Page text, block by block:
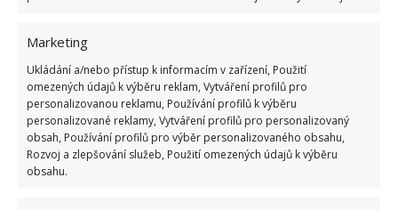
Marketing
Ukládání a/nebo přístup k informacím v zařízení, Použití
omezených údajů k výběru reklam, Vytváření profilů pro
personalizovanou reklamu, Používání profilů k výběru
personalizované reklamy, Vytváření profilů pro personalizovaný
obsah, Používání profilů pro výběr personalizovaného obsahu,
Rozvoj a zlepšování služeb, Použití omezených údajů k výběru
obsahu.
ložnice, kde samozřejmě najdete i klasický sporák
byste museli prádlo máchat v neckách. Přesto ve vás
dům zanechá dojem harmonie a klidu, který na
dovolené tolik potřebujete.